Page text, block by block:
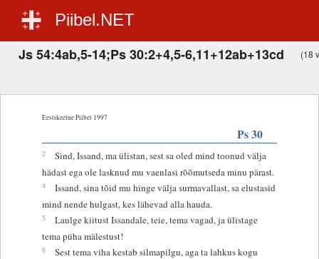
Piibel.NET
Js 54:4ab,5-14;Ps 30:2+4,5-6,11+12ab+13cd (18
Eestikeelne Piibel 1997
Ps 30
2
Sind, Issand, ma ülistan, sest sa oled mind toonud välja
hädast ega ole lasknud mu vaenlasi rõõmutseda minu pärast.
4
Issand, sina tõid mu hinge välja surmavallast, sa elustasid
mind nende hulgast, kes lähevad alla hauda.
5
Laulge kiitust Issandale, teie, tema vagad, ja ülistage
tema püha mälestust!
6
Sest tema viha kestab silmapilgu, aga ta lahkus kogu